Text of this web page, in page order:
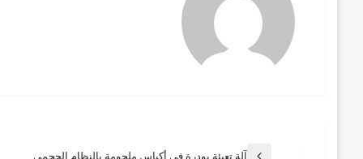
آلة تعبئة بودرة في أكياس ملحومة بالنظام الحجمي